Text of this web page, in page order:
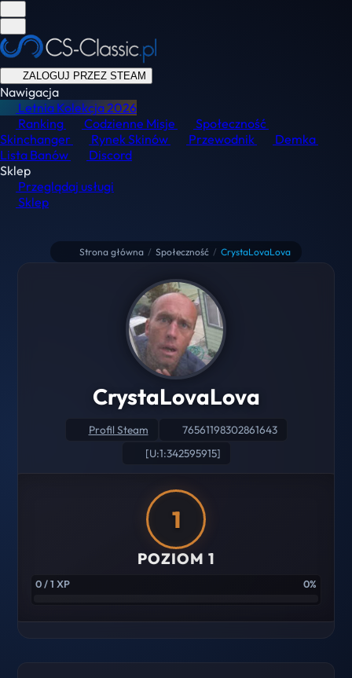
ZALOGUJ PRZEZ STEAM
Nawigacja
Letnia Kolekcja2026
Ranking
Codzienne Misje
Społeczność
Skinchanger
Rynek Skinów Przewodnik
Demka
Lista Banów
Discord
Sklep
Przeglądaj usługi
Sklep
Strona główna / Społeczność / CrystaLovaLova
CrystaLovaLova
Profil Steam
76561198302861643
[U:1:342595915]
1
POZIOM 1
0 / 1 XP 0%